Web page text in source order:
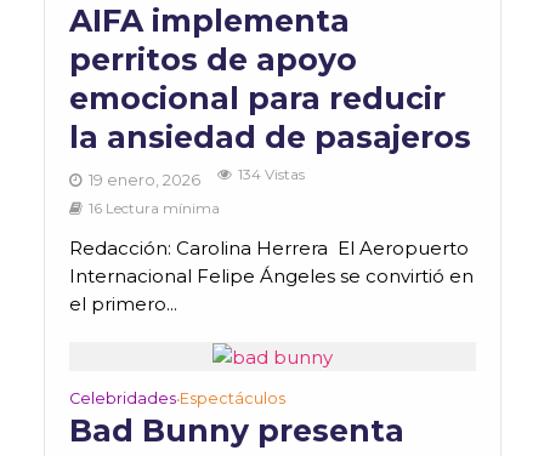
AIFA implementa
perritos de apoyo
emocional para reducir
la ansiedad de pasajeros
19 enero, 2026
134 Vistas
16 Lectura mínima
Redacción: Carolina Herrera El Aeropuerto
Internacional Felipe Ángeles se convirtió en
el primero...
Celebridades•Espectáculos
Bad Bunny presenta